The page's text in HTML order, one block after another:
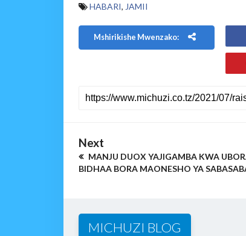
HABARI, JAMII
Mshirikishe Mwenzako:
Next
MANJU DUOX YAJIGAMBA KWA
BIDHAA BORA MAONESHO YA
MICHUZI BLOG